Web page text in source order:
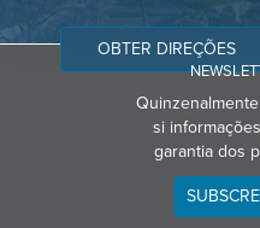
OBTER DIREÇÕES
si
garantia dos